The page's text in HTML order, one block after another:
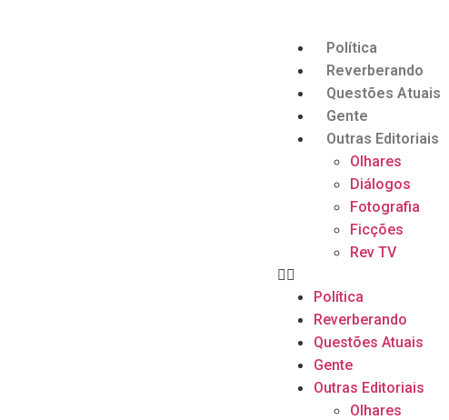
Política
Reverberando
Questões Atuais
Gente
Outras Editoriais
Olhares
Diálogos
Fotografia
Ficções
Rev TV
Política
Reverberando
Questões Atuais
Gente
Outras Editoriais
Olhares